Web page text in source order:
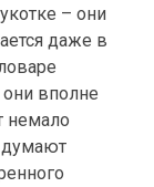
– они
даже в
вполне
немало
думают